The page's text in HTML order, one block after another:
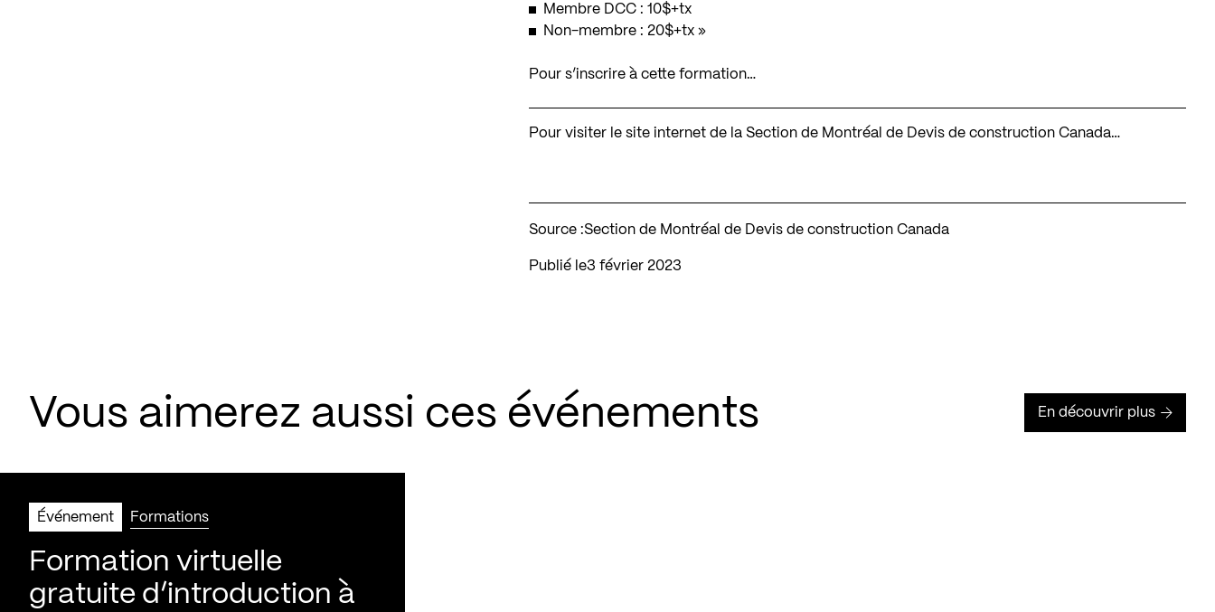
Membre DCC : 10$+tx
Non-membre : 20$+tx »
Pour s’inscrire à cette formation…
Pour visiter le site internet de la Section de Montréal de Devis de construction Canada…
Source :Section de Montréal de Devis de construction Canada
Publié le 3 février 2023
Vous aimerez aussi ces événements En découvrir plus
Événement Formations
Formation virtuelle
gratuite d’introduction à